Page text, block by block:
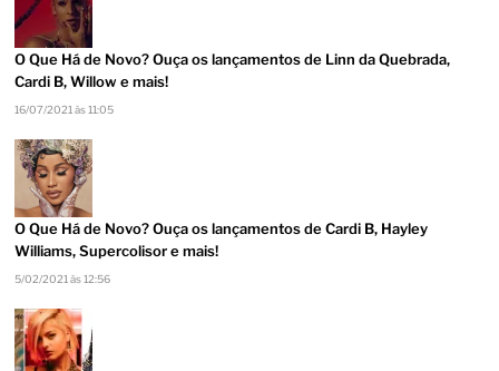
O Que Há de Novo? Ouça os lançamentos de Linn da Quebrada,
Cardi B, Willow e mais!
16/07/2021 às 11:05
O Que Há de Novo? Ouça os lançamentos de Cardi B, Hayley
Williams, Supercolisor e mais!
5/02/2021 às 12:56